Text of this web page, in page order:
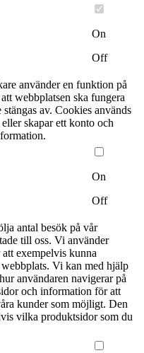
On
Off
använder en funktion på
webbplatsen ska fungera
av. Cookies används
skapar ett konto och
On
Off
antal besök på vår
till oss. Vi använder
exempelvis kunna
Vi kan med hjälp
användaren navigerar på
och information för att
kunder som möjligt. Den
vilka produktsidor som du